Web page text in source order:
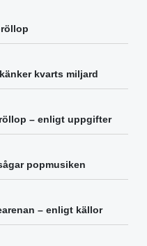
kvarts miljard
– enligt uppgifter
popmusiken
– enligt källor